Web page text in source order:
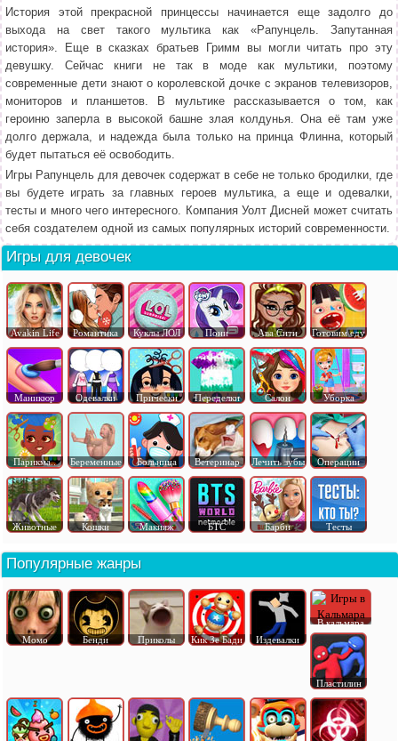
История этой прекрасной принцессы начинается еще задолго до
выхода на свет такого мультика как «Рапунцель. Запутанная
история». Еще в сказках братьев Гримм вы могли читать про эту
девушку. Сейчас книги не так в моде как мультики, поэтому
современные дети знают о королевской дочке с экранов телевизоров,
мониторов и планшетов. В мультике рассказывается о том, как
героиню заперла в высокой башне злая колдунья. Она её там уже
долго держала, и надежда была только на принца Флинна, который
будет пытаться её освободить.
Игры Рапунцель для девочек содержат в себе не только бродилки, где
вы будете играть за главных героев мультика, а еще и одевалки,
тесты и много чего интересного. Компания Уолт Дисней может считать
себя создателем одной из самых популярных историй современности.
Игры для девочек
Avakin Life Романтика Куклы ЛОЛ Пони Ава Сити Готовим еду
Маникюр Одевалки Прически Переделки Салон Уборка
Парикма.. Беременные Больница Ветеринар Лечить зубы Операции
Животные Кошки Макияж БТС Барби Тесты
Популярные жанры
Момо Бенди Приколы Кик Зе Бади Издевалки
В кальмара
Пластилин